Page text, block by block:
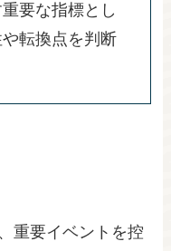
要な指標とし
転換点を判断
重要イベントを控